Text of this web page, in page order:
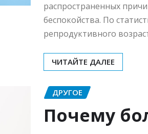
распространенных
беспокойства. По
репродуктивного
ЧИТАЙТЕ ДАЛЕЕ
ДРУГОЕ
Почему